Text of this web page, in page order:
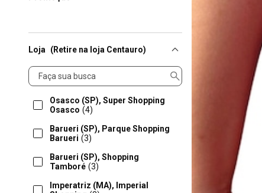
Loja (Retire na loja Centauro)
Loja
Osasco (SP), Super Shopping
Osasco (4)
Barueri (SP), Parque Shopping
Barueri (3)
Barueri (SP), Shopping
Tamboré (3)
Imperatriz (MA), Imperial